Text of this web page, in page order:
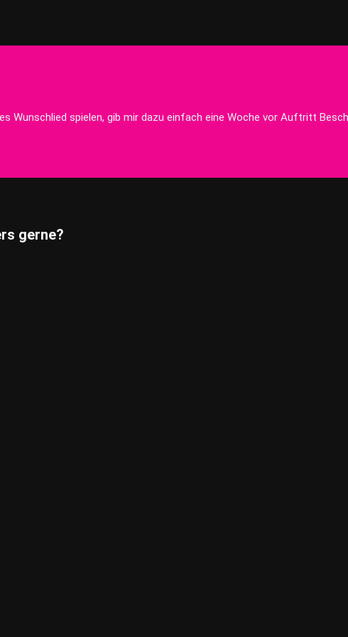
Wunschlied spielen, gib mir dazu einfach eine Woche vor Auftritt
gerne?